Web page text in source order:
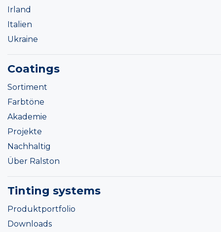
Irland
Italien
Ukraine
Coatings
Sortiment
Farbtöne
Akademie
Projekte
Nachhaltig
Über Ralston
Tinting systems
Produktportfolio
Downloads